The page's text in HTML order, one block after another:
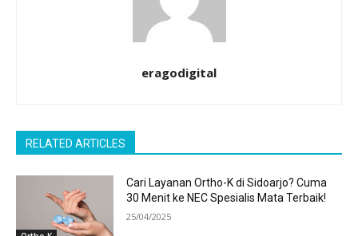
eragodigital
RELATED ARTICLES
Cari Layanan Ortho-K di Sidoarjo? Cuma
30 Menit ke NEC Spesialis Mata Terbaik!
25/04/2025